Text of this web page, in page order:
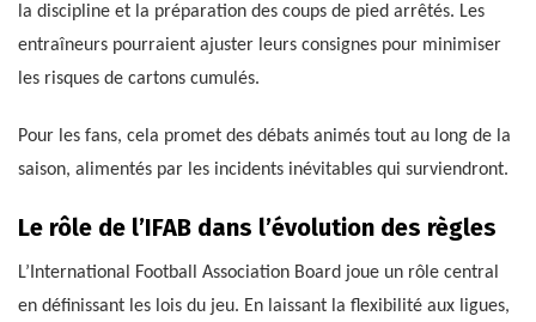
la discipline et la préparation des coups de pied arrêtés. Les
entraîneurs pourraient ajuster leurs consignes pour minimiser
les risques de cartons cumulés.
Pour les fans, cela promet des débats animés tout au long de la
saison, alimentés par les incidents inévitables qui surviendront.
Le rôle de l’IFAB dans l’évolution des règles
L’International Football Association Board joue un rôle central
en définissant les lois du jeu. En laissant la flexibilité aux ligues,